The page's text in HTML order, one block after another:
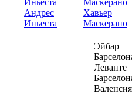
Андрес
Иньеста
Хавьер
Маскерано
Эйбар
Леванте
Валенсия